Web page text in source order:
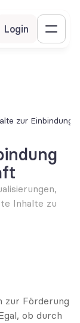
Login
zur Einbindung
Inhalte zu
zur Förderung
ob durch